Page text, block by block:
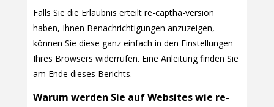
Falls Sie die Erlaubnis erteilt re-captha-version
haben, Ihnen Benachrichtigungen anzuzeigen,
können Sie diese ganz einfach in den Einstellungen
Ihres Browsers widerrufen. Eine Anleitung finden Sie
am Ende dieses Berichts.
Warum werden Sie auf Websites wie re-